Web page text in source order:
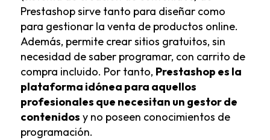
Prestashop sirve tanto para diseñar como
para gestionar la venta de productos online.
Además, permite crear sitios gratuitos, sin
necesidad de saber programar, con carrito de
compra incluido. Por tanto, Prestashop es la
plataforma idónea para aquellos
profesionales que necesitan un gestor de
contenidos y no poseen conocimientos de
programación.